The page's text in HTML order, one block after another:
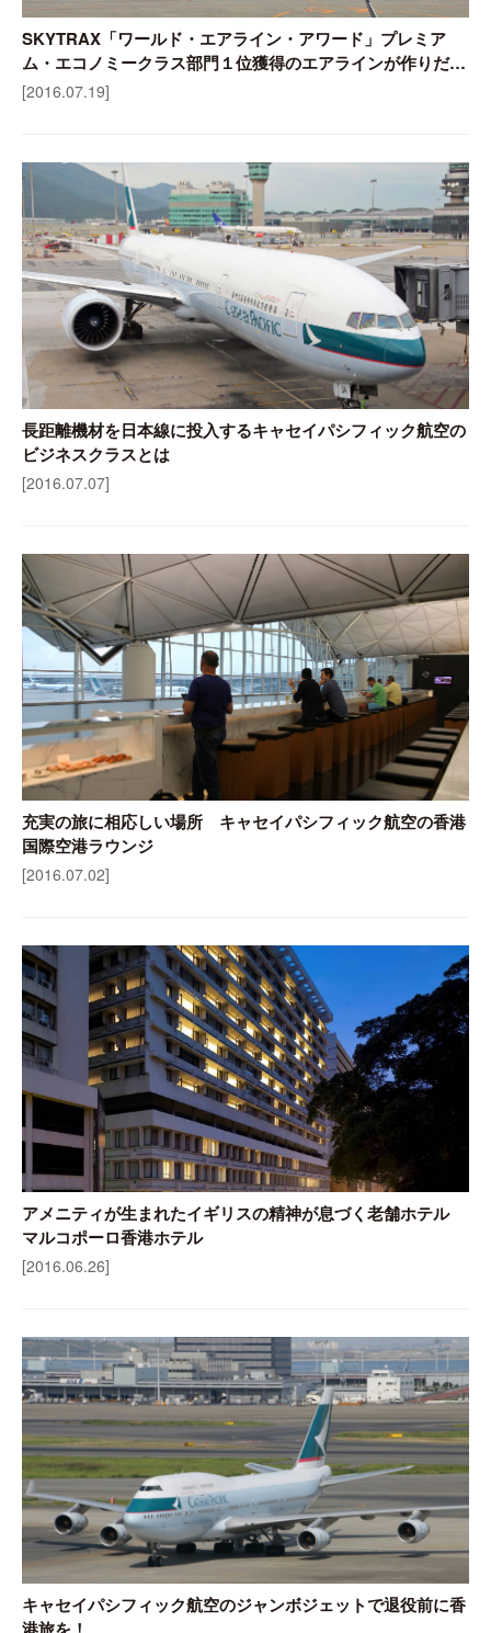
SKYTRAX「ワールド・エアライン・アワード」プレミア
ム・エコノミークラス部門１位獲得のエアラインが作りだす
フレンドリーサービス
[2016.07.19]
長距離機材を日本線に投入するキャセイパシフィック航空の
ビジネスクラスとは
[2016.07.07]
充実の旅に相応しい場所 キャセイパシフィック航空の香港
国際空港ラウンジ
[2016.07.02]
アメニティが生まれたイギリスの精神が息づく老舗ホテル
マルコポーロ香港ホテル
[2016.06.26]
キャセイパシフィック航空のジャンボジェットで退役前に香